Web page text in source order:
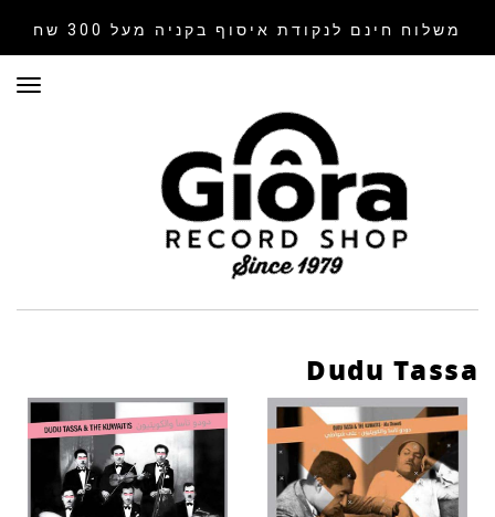
משלוח חינם לנקודת איסוף בקניה מעל 300 שח
Dudu Tassa